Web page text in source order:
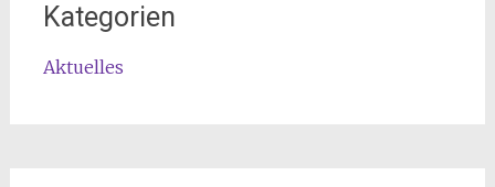
Kategorien
Aktuelles